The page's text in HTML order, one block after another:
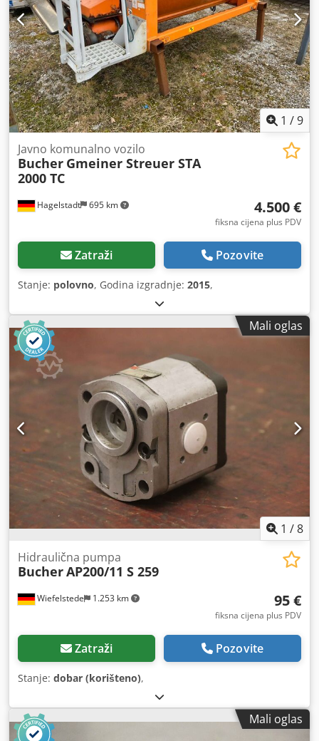
1 /9
Hagelstadt 695 km
Javno komunalno vozilo
Bucher Gmeiner Streuer STA
2000 TC
4.500 €
fiksna cijena plus PDV
Zatraži Pozovite
Stanje: polovno, Godina izgradnje: 2015,
Mali oglas
1 /8
Wiefelstede 1.253 km
Hidraulična pumpa
BucherAP200/11 S 259
95 €
fiksna cijena plus PDV
Zatraži Pozovite
Stanje: dobar (korišteno),
Mali oglas